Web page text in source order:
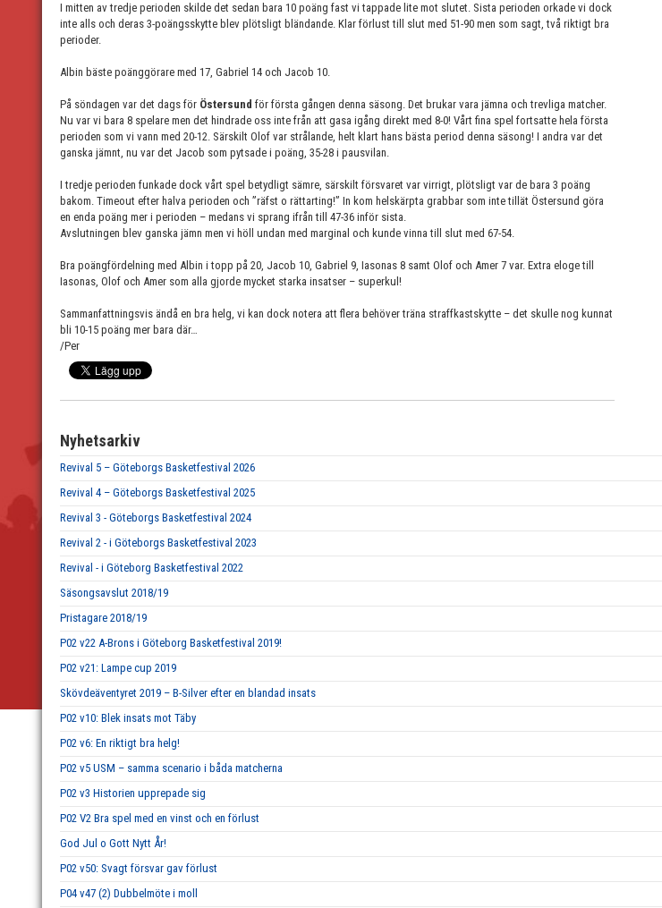
I mitten av tredje perioden skilde det sedan bara 10 poäng fast vi tappade lite mot slutet. Sista perioden orkade vi dock
inte alls och deras 3-poängsskytte blev plötsligt bländande. Klar förlust till slut med 51-90 men som sagt, två riktigt bra
perioder.
Albin bäste poänggörare med 17, Gabriel 14 och Jacob 10.
På söndagen var det dags för Östersund för första gången denna säsong. Det brukar vara jämna och trevliga matcher.
Nu var vi bara 8 spelare men det hindrade oss inte från att gasa igång direkt med 8-0! Vårt fina spel fortsatte hela första
perioden som vi vann med 20-12. Särskilt Olof var strålande, helt klart hans bästa period denna säsong! I andra var det
ganska jämnt, nu var det Jacob som pytsade i poäng, 35-28 i pausvilan.
I tredje perioden funkade dock vårt spel betydligt sämre, särskilt försvaret var virrigt, plötsligt var de bara 3 poäng
bakom. Timeout efter halva perioden och ”räfst o rättarting!” In kom helskärpta grabbar som inte tillät Östersund göra
en enda poäng mer i perioden – medans vi sprang ifrån till 47-36 inför sista.
Avslutningen blev ganska jämn men vi höll undan med marginal och kunde vinna till slut med 67-54.
Bra poängfördelning med Albin i topp på 20, Jacob 10, Gabriel 9, Iasonas 8 samt Olof och Amer 7 var. Extra eloge till
Iasonas, Olof och Amer som alla gjorde mycket starka insatser – superkul!
Sammanfattningsvis ändå en bra helg, vi kan dock notera att flera behöver träna straffkastskytte – det skulle nog kunnat
bli 10-15 poäng mer bara där…
/Per
Nyhetsarkiv
Revival 5 – Göteborgs Basketfestival 2026
Revival 4 – Göteborgs Basketfestival 2025
Revival 3 - Göteborgs Basketfestival 2024
Revival 2 - i Göteborgs Basketfestival 2023
Revival - i Göteborg Basketfestival 2022
Säsongsavslut 2018/19
Pristagare 2018/19
P02 v22 A-Brons i Göteborg Basketfestival 2019!
P02 v21: Lampe cup 2019
Skövdeäventyret 2019 – B-Silver efter en blandad insats
P02 v10: Blek insats mot Täby
P02 v6: En riktigt bra helg!
P02 v5 USM – samma scenario i båda matcherna
P02 v3 Historien upprepade sig
P02 V2 Bra spel med en vinst och en förlust
God Jul o Gott Nytt År!
P02 v50: Svagt försvar gav förlust
P04 v47 (2) Dubbelmöte i moll